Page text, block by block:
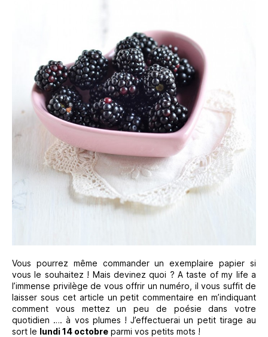
Vous pourrez même commander un exemplaire papier si
vous le souhaitez ! Mais devinez quoi ? A taste of my life a
l’immense privilège de vous offrir un numéro, il vous suffit de
laisser sous cet article un petit commentaire en m’indiquant
comment vous mettez un peu de poésie dans votre
quotidien …. à vos plumes ! J’effectuerai un petit tirage au
sort le lundi 14 octobre parmi vos petits mots !